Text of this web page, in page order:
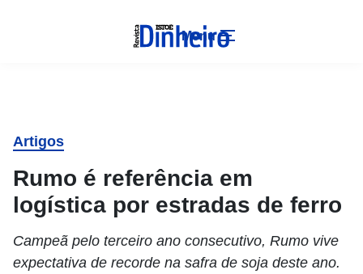
Menu
Artigos
Rumo é referência em
logística por estradas de ferro
Campeã pelo terceiro ano consecutivo, Rumo vive
expectativa de recorde na safra de soja deste ano.